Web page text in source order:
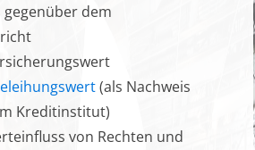
dem
(als Nachweis
Kreditinstitut)
von Rechten und